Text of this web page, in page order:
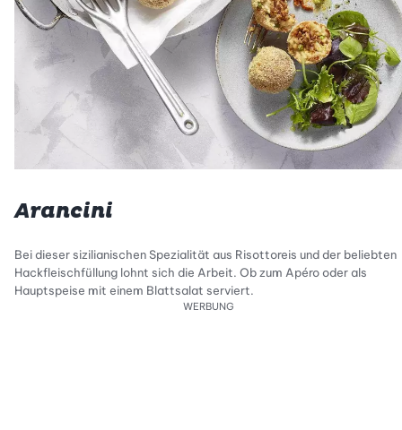
Arancini
Bei dieser sizilianischen Spezialität aus Risottoreis und der beliebten
Hackfleischfüllung lohnt sich die Arbeit. Ob zum Apéro oder als
Hauptspeise mit einem Blattsalat serviert.
WERBUNG